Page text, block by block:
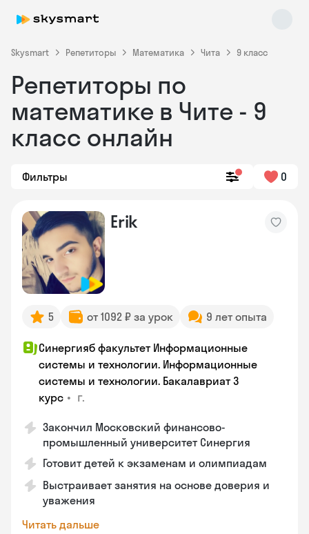
Skysmart Репетиторы Математика Чита 9 класс
Репетиторы по
математике в Чите - 9
класс онлайн
Фильтры 0
Erik
5 от 1092 ₽ за урок 9 лет опыта
Синергияб факультет Информационные
системы и технологии. Информационные
системы и технологии. Бакалавриат 3
курс • г.
Закончил Московский финансово-
промышленный университет Синергия
Готовит детей к экзаменам и олимпиадам
Выстраивает занятия на основе доверия и
уважения
Читать дальше
Skysmart Chat